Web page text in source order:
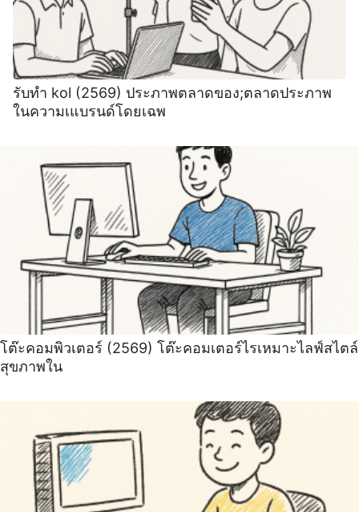
รับทำ kol (2569) ประภาพตลาดของ;ตลาดประภาพ
ในความเแบรนด์โดยเฉพ
โต๊ะคอมพิวเตอร์ (2569) ️โต๊ะคอมเตอร์ไรเหมาะไลฟ์สไตล์
สุขภาพใน